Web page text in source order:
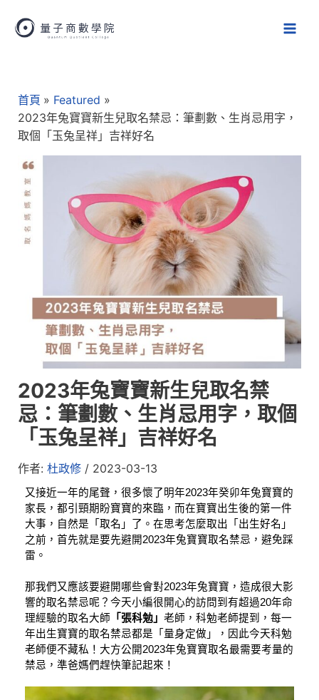
首頁
Featured
2023年兔寶寶新生兒取名禁忌：筆劃數、生肖忌用字，
取個「玉兔呈祥」吉祥好名
2023年兔寶寶新生兒取名禁
忌：筆劃數、生肖忌用字，取個
「玉兔呈祥」吉祥好名
作者: 杜政修 / 2023-03-13
又接近一年的尾聲，很多懷了明年2023年癸卯年兔寶寶的
家長， 都引頸期盼寶寶的來臨，而在寶寶出生後的第一件
大事，自然是「取名」了。 在思考怎麼取出「出生好名」
之前， 首先就是要先避開2023年兔寶寶取名禁忌，避免踩
雷。
那我們又應該要避開哪些會對2023年兔寶寶，造成很大影
響的取名禁忌呢？今天小編很開心的訪問到有超過20年命
理經驗的取名大師 「張科勉」 老師， 科勉老師提到，每一
年出生寶寶的取名禁忌都是「量身定做」，因此今天科勉
老師便不藏私！大方公開2023年兔寶寶取名最需要考量的
禁忌， 準爸媽們趕快筆記起來！